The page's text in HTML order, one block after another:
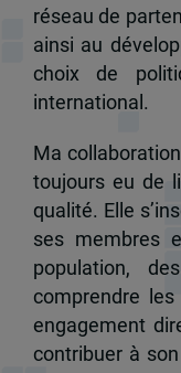
réseau de
ainsi au
choix de
international.
Ma
toujours eu de
qualité. Elle
ses membres
population,
comprendre
engagement
contribuer à